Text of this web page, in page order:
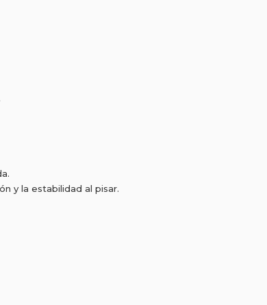
y la estabilidad al pisar.